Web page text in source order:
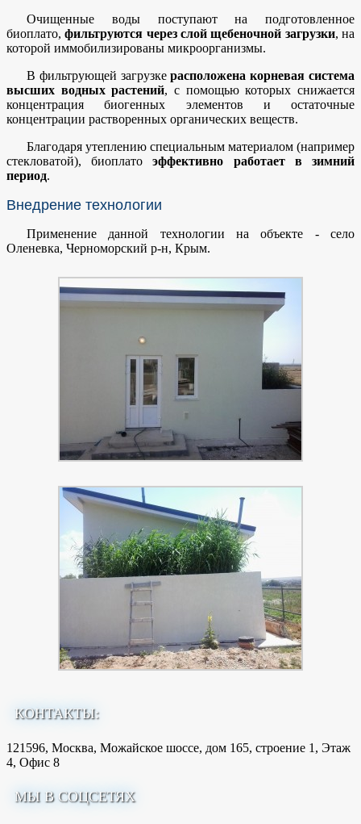
Очищенные воды поступают на подготовленное
биоплато,фильтруются через слой щебеночной загрузки, на
которой иммобилизированы микроорганизмы.
В фильтрующей загрузкерасположена корневая система
высших водных растений, с помощью которых снижается
концентрация биогенных элементов и остаточные
концентрации растворенных органических веществ.
Благодаря утеплению специальным материалом (например
стекловатой), биоплатоэффективно работает в зимний
период.
Внедрение технологии
Применение данной технологии на объекте - село
Оленевка, Черноморский р-н, Крым.
КОНТАКТЫ:
121596, Москва, Можайское шоссе, дом 165, строение 1, Этаж
4, Офис 8
МЫ В СОЦСЕТЯХ